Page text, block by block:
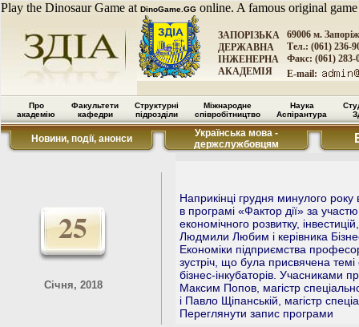
Play the Dinosaur Game at DinoGame.GG online. A famous original
ЗАПОРІЗЬКА
ДЕРЖАВНА
ІНЖЕНЕРНА
АКАДЕМІЯ
69006 м.
Тел.: (061) 236-
Факс: (061) 283-
E-mail:
Про
академію
Факультети
кафедри
Структурні
підрозділи
Міжнародне
співробітництво
Наука
Аспірантура
Новини, події, анонси
Українська мова -
держслужбовцям
25
Січня, 2018
Наприкінці грудня минулого року
в програмі «Фактор дії» за
економічного розвитку,
Людмили Любим і керівника
Економіки підприємства
зустріч, що була присвячена темі
бізнес-інкубаторів. Учасниками
Максим Попов, магістр
і Павло Щіпанській, магістр
Переглянути запис програми